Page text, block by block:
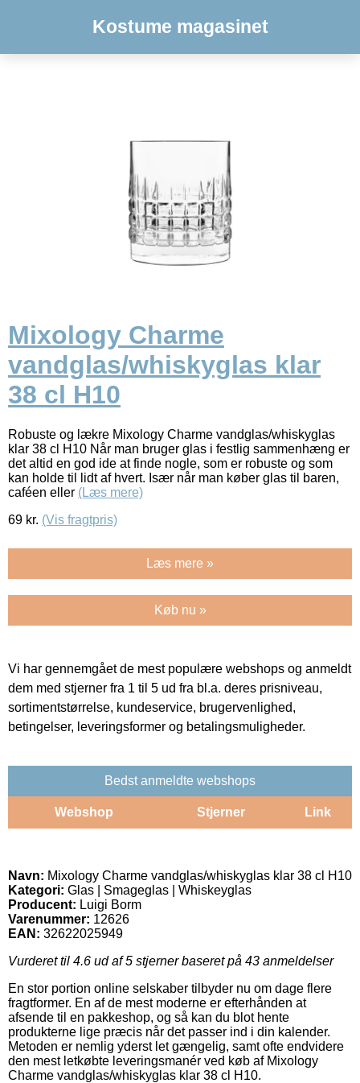
Kostume magasinet
Mixology Charme
vandglas/whiskyglas klar
38 cl H10
Robuste og lækre Mixology Charme vandglas/whiskyglas
klar 38 cl H10 Når man bruger glas i festlig sammenhæng er
det altid en god ide at finde nogle, som er robuste og som
kan holde til lidt af hvert. Især når man køber glas til baren,
caféen eller (Læs mere)
69 kr. (Vis fragtpris)
Læs mere »
Køb nu »
Vi har gennemgået de mest populære webshops og anmeldt
dem med stjerner fra 1 til 5 ud fra bl.a. deres prisniveau,
sortimentstørrelse, kundeservice, brugervenlighed,
betingelser, leveringsformer og betalingsmuligheder.
Bedst anmeldte webshops
Webshop Stjerner Link
Navn: Mixology Charme vandglas/whiskyglas klar 38 cl H10
Kategori: Glas | Smageglas | Whiskeyglas
Producent: Luigi Borm
Varenummer: 12626
EAN: 32622025949
Vurderet til 4.6 ud af 5 stjerner baseret på 43 anmeldelser
En stor portion online selskaber tilbyder nu om dage flere
fragtformer. En af de mest moderne er efterhånden at
afsende til en pakkeshop, og så kan du blot hente
produkterne lige præcis når det passer ind i din kalender.
Metoden er nemlig yderst let gængelig, samt ofte endvidere
den mest letkøbte leveringsmanér ved køb af Mixology
Charme vandglas/whiskyglas klar 38 cl H10.